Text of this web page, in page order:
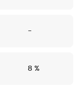
-
8 %